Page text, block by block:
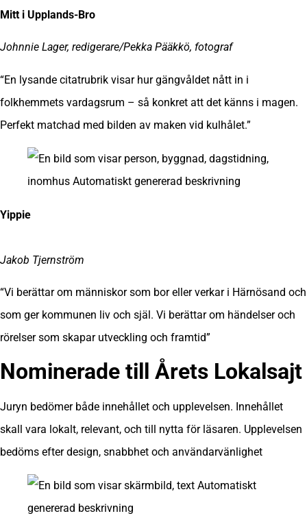
Mitt i Upplands-Bro
Johnnie Lager, redigerare/Pekka Pääkkö, fotograf
“En lysande citatrubrik visar hur gängvåldet nått in i
folkhemmets vardagsrum – så konkret att det känns i magen.
Perfekt matchad med bilden av maken vid kulhålet.”
Yippie
Jakob Tjernström
“Vi berättar om människor som bor eller verkar i Härnösand och
som ger kommunen liv och själ. Vi berättar om händelser och
rörelser som skapar utveckling och framtid”
Nominerade till Årets Lokalsajt
Juryn bedömer både innehållet och upplevelsen. Innehållet
skall vara lokalt, relevant, och till nytta för läsaren. Upplevelsen
bedöms efter design, snabbhet och användarvänlighet